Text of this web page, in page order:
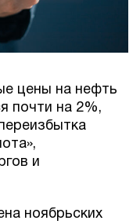
цены на нефть
почти на 2%,
и
ноябрьских